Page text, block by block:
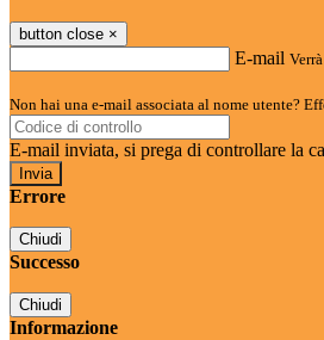
button close ×
E-mail
Non hai una e-mail associata al nome utente?
E-mail inviata, si prega di controllare la
Errore
Chiudi
Successo
Chiudi
Informazione